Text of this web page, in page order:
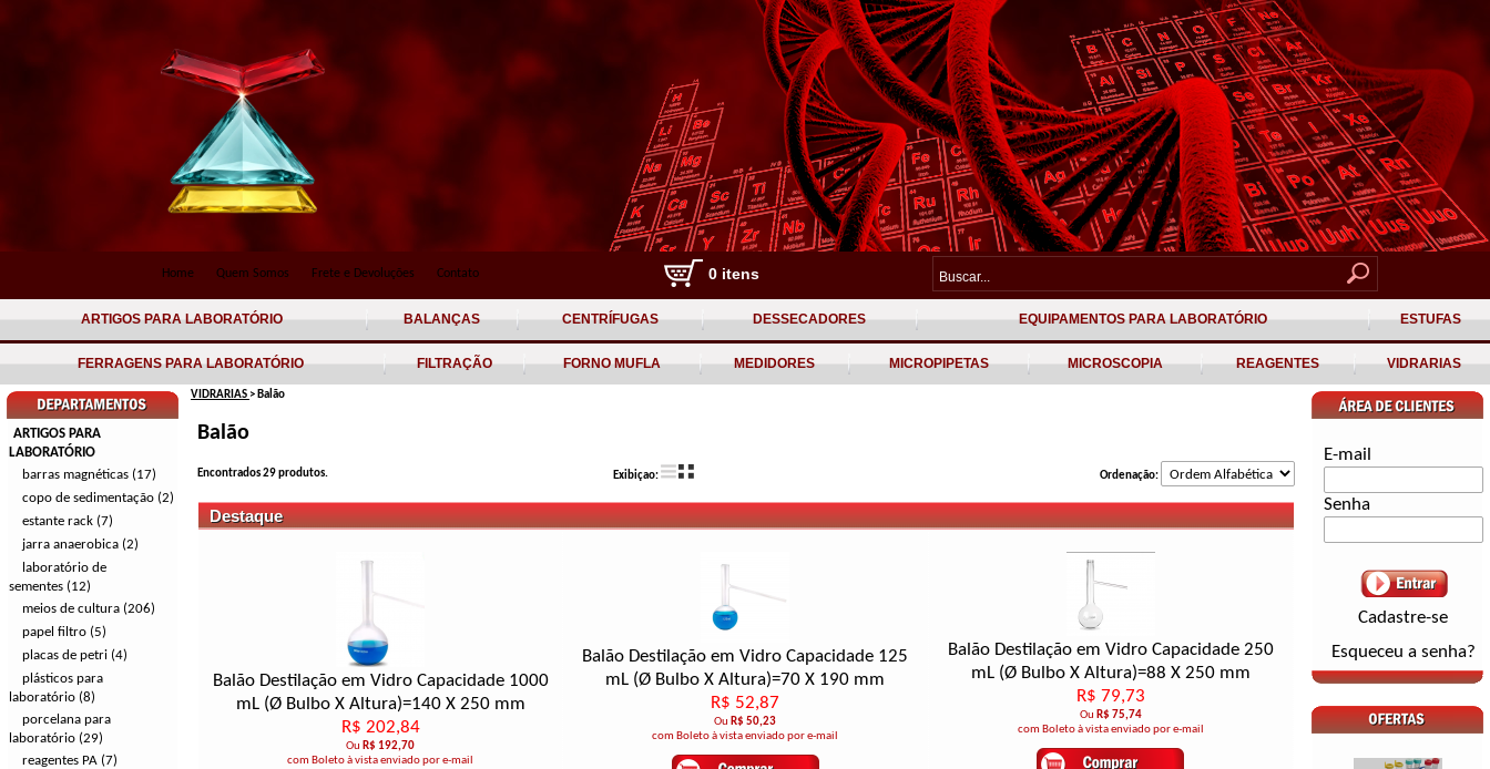
Home Quem Somos Frete e Devoluções Contato 0 itens
ARTIGOS PARA LABORATÓRIO BALANÇAS CENTRÍFUGAS DESSECADORES EQUIPAMENTOS PARA LABORATÓRIO ESTUFAS
FERRAGENS PARA LABORATÓRIO FILTRAÇÃO FORNO MUFLA MEDIDORES MICROPIPETAS MICROSCOPIA REAGENTES VIDRARIAS
ARTIGOS PARA
LABORATÓRIO
barras magnéticas (17)
copo de sedimentação (2)
estante rack (7)
jarra anaerobica (2)
laboratório de
sementes (12)
meios de cultura (206)
papel filtro (5)
placas de petri (4)
plásticos para
laboratório (8)
porcelana para
laboratório (29)
reagentes PA (7)
VIDRARIAS > Balão
Balão
Encontrados29produtos. Exibiçao: Ordenação:
Destaque
Balão Destilação em Vidro Capacidade 1000
mL (Ø Bulbo X Altura)=140 X 250 mm
R$ 202,84
Ou R$ 192,70
com Boleto à vista enviado por e-mail
Balão Destilação em Vidro Capacidade 125
mL (Ø Bulbo X Altura)=70 X 190 mm
R$ 52,87
Ou R$ 50,23
com Boleto à vista enviado por e-mail
Balão Destilação em Vidro Capacidade 250
mL (Ø Bulbo X Altura)=88 X 250 mm
R$ 79,73
Ou R$ 75,74
com Boleto à vista enviado por e-mail
E-mail
Senha
Cadastre-se
Esqueceu a senha?